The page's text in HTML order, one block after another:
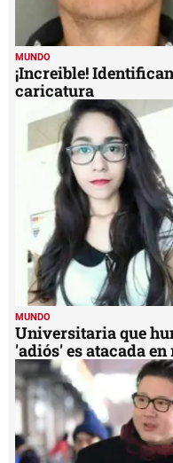
MUNDO
¡Increible!
caricatura
MUNDO
Universitaria que
'adiós' es atacada